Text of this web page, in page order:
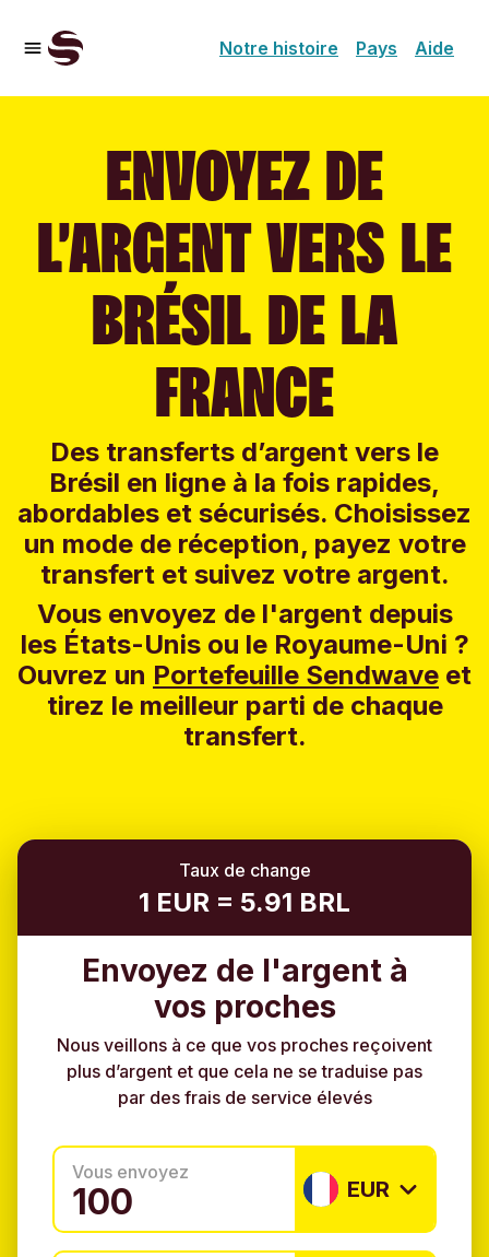
Notre histoire Pays Aide
ENVOYEZ DE
L’ARGENT VERS LE
BRÉSIL DE LA
FRANCE
Des transferts d’argent vers le
Brésil en ligne à la fois rapides,
abordables et sécurisés. Choisissez
un mode de réception, payez votre
transfert et suivez votre argent.
Vous envoyez de l'argent depuis
les États-Unis ou le Royaume-Uni ?
Ouvrez un Portefeuille Sendwave et
tirez le meilleur parti de chaque
transfert.
Taux de change
1 EUR = 5.91 BRL
Envoyez de l'argent à
vos proches
Nous veillons à ce que vos proches reçoivent
plus d’argent et que cela ne se traduise pas
par des frais de service élevés
Vous envoyez
EUR